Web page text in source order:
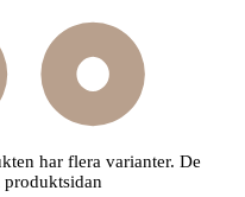
har flera varianter. De